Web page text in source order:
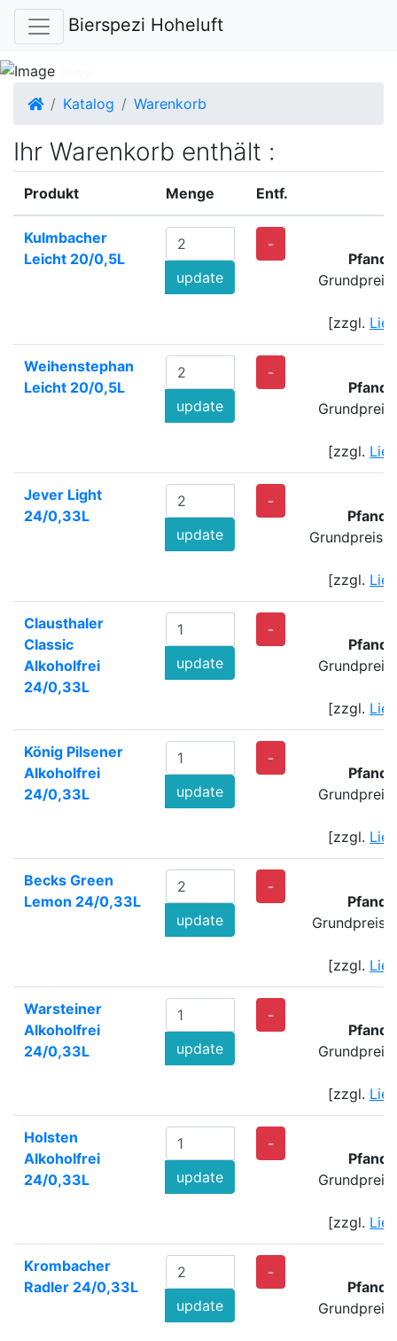
Bierspezi Hoheluft
Startseite
Katalog Warenkorb
Ihr Warenkorb enthält :
Produkt Menge Entf.
Kulmbacher
Leicht 20/0,5L
update
-
Pfand:
[zzgl.
Weihenstephan
Leicht 20/0,5L
update
-
Pfand:
[zzgl.
Jever Light
24/0,33L
update
-
Pfand:
Grundpreis:
[zzgl.
Clausthaler
Classic
Alkoholfrei
24/0,33L
update
-
Pfand:
[zzgl.
König Pilsener
Alkoholfrei
24/0,33L
update
-
Pfand:
[zzgl.
Becks Green
Lemon 24/0,33L
update
-
Pfand:
Grundpreis:
[zzgl.
Warsteiner
Alkoholfrei
24/0,33L
update
-
Pfand:
[zzgl.
Holsten
Alkoholfrei
24/0,33L
update
-
Pfand:
[zzgl.
Krombacher
Radler 24/0,33L
update
-
Pfand: